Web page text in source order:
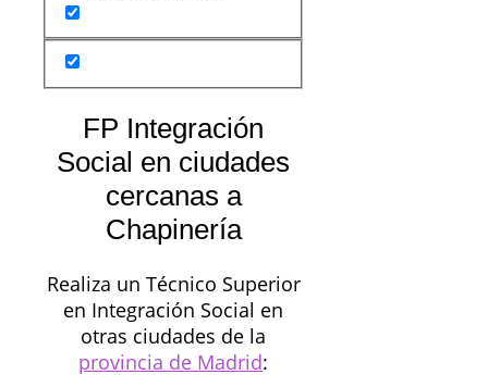
FP Integración
Social en ciudades
cercanas a
Chapinería
Realiza un Técnico Superior
en Integración Social en
otras ciudades de la
provincia de Madrid: